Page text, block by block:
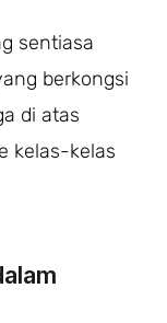
sentiasa
berkongsi
di atas
kelas-kelas